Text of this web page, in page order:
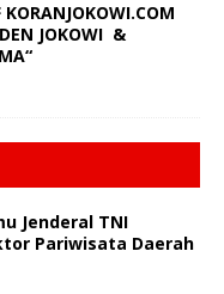
JOKOWI &
Jenderal TNI
Pariwisata Daerah